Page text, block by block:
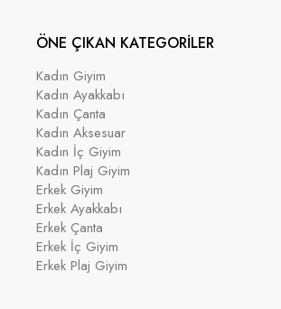
ÖNE ÇIKAN KATEGORİLER
Kadın Giyim
Kadın Ayakkabı
Kadın Çanta
Kadın Aksesuar
Kadın İç Giyim
Kadın Plaj Giyim
Erkek Giyim
Erkek Ayakkabı
Erkek Çanta
Erkek İç Giyim
Erkek Plaj Giyim